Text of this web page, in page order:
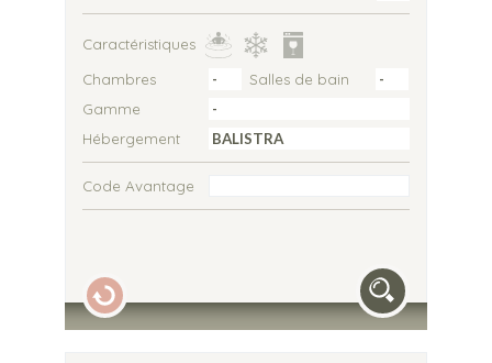
Caractéristiques
Chambres
Salles de bain
Gamme
Hébergement
Code Avantage